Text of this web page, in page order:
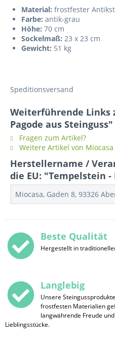
Material: frostfester
Farbe: antik-grau
Höhe: 70 cm
Sockelmaß: 23 x 23 cm
Gewicht: 51 kg
Speditionsversand
Weiterführende Links
Pagode aus Steinguss"
Fragen zum Artikel?
Weitere Artikel von Miocasa
Herstellername /
die EU: "Tempelstein -
Miocasa, Gaden 8, 93326
Beste Qualität
Hergestellt in
Langlebig
Unsere
frostfesten Materialien
langwährende Freude
Lieblingsstücke.